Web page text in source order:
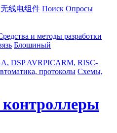
无线电组件 Поиск Опросы
и методы разработки
Блошиный
DSP AVRPICARM, RISC-
протоколы Схемы,